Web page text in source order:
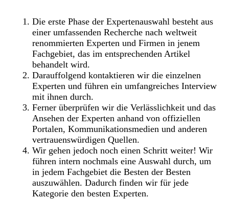
Die erste Phase der Expertenauswahl besteht aus
einer umfassenden Recherche nach weltweit
renommierten Experten und Firmen in jenem
Fachgebiet, das im entsprechenden Artikel
behandelt wird.
Darauffolgend kontaktieren wir die einzelnen
Experten und führen ein umfangreiches Interview
mit ihnen durch.
Ferner überprüfen wir die Verlässlichkeit und das
Ansehen der Experten anhand von offiziellen
Portalen, Kommunikationsmedien und anderen
vertrauenswürdigen Quellen.
Wir gehen jedoch noch einen Schritt weiter! Wir
führen intern nochmals eine Auswahl durch, um
in jedem Fachgebiet die Besten der Besten
auszuwählen. Dadurch finden wir für jede
Kategorie den besten Experten.